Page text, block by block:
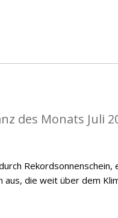
des Monats Juli
aus, die weit über dem